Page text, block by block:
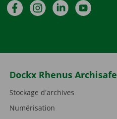
FacebookInstagramLinkedInYouTube
Dockx Rhenus Archisafe
Stockage d'archives
Numérisation